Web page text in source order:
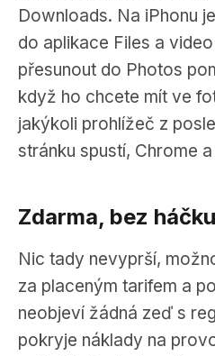
Downloads. Na iPhonu
do aplikace Files a
přesunout do Photos
když ho chcete mít ve
jakýkoli prohlížeč z
stránku spustí, Chrome
Zdarma, bez háčku
Nic tady nevyprší,
za placeným tarifem a
neobjeví žádná zeď s
pokryje náklady na